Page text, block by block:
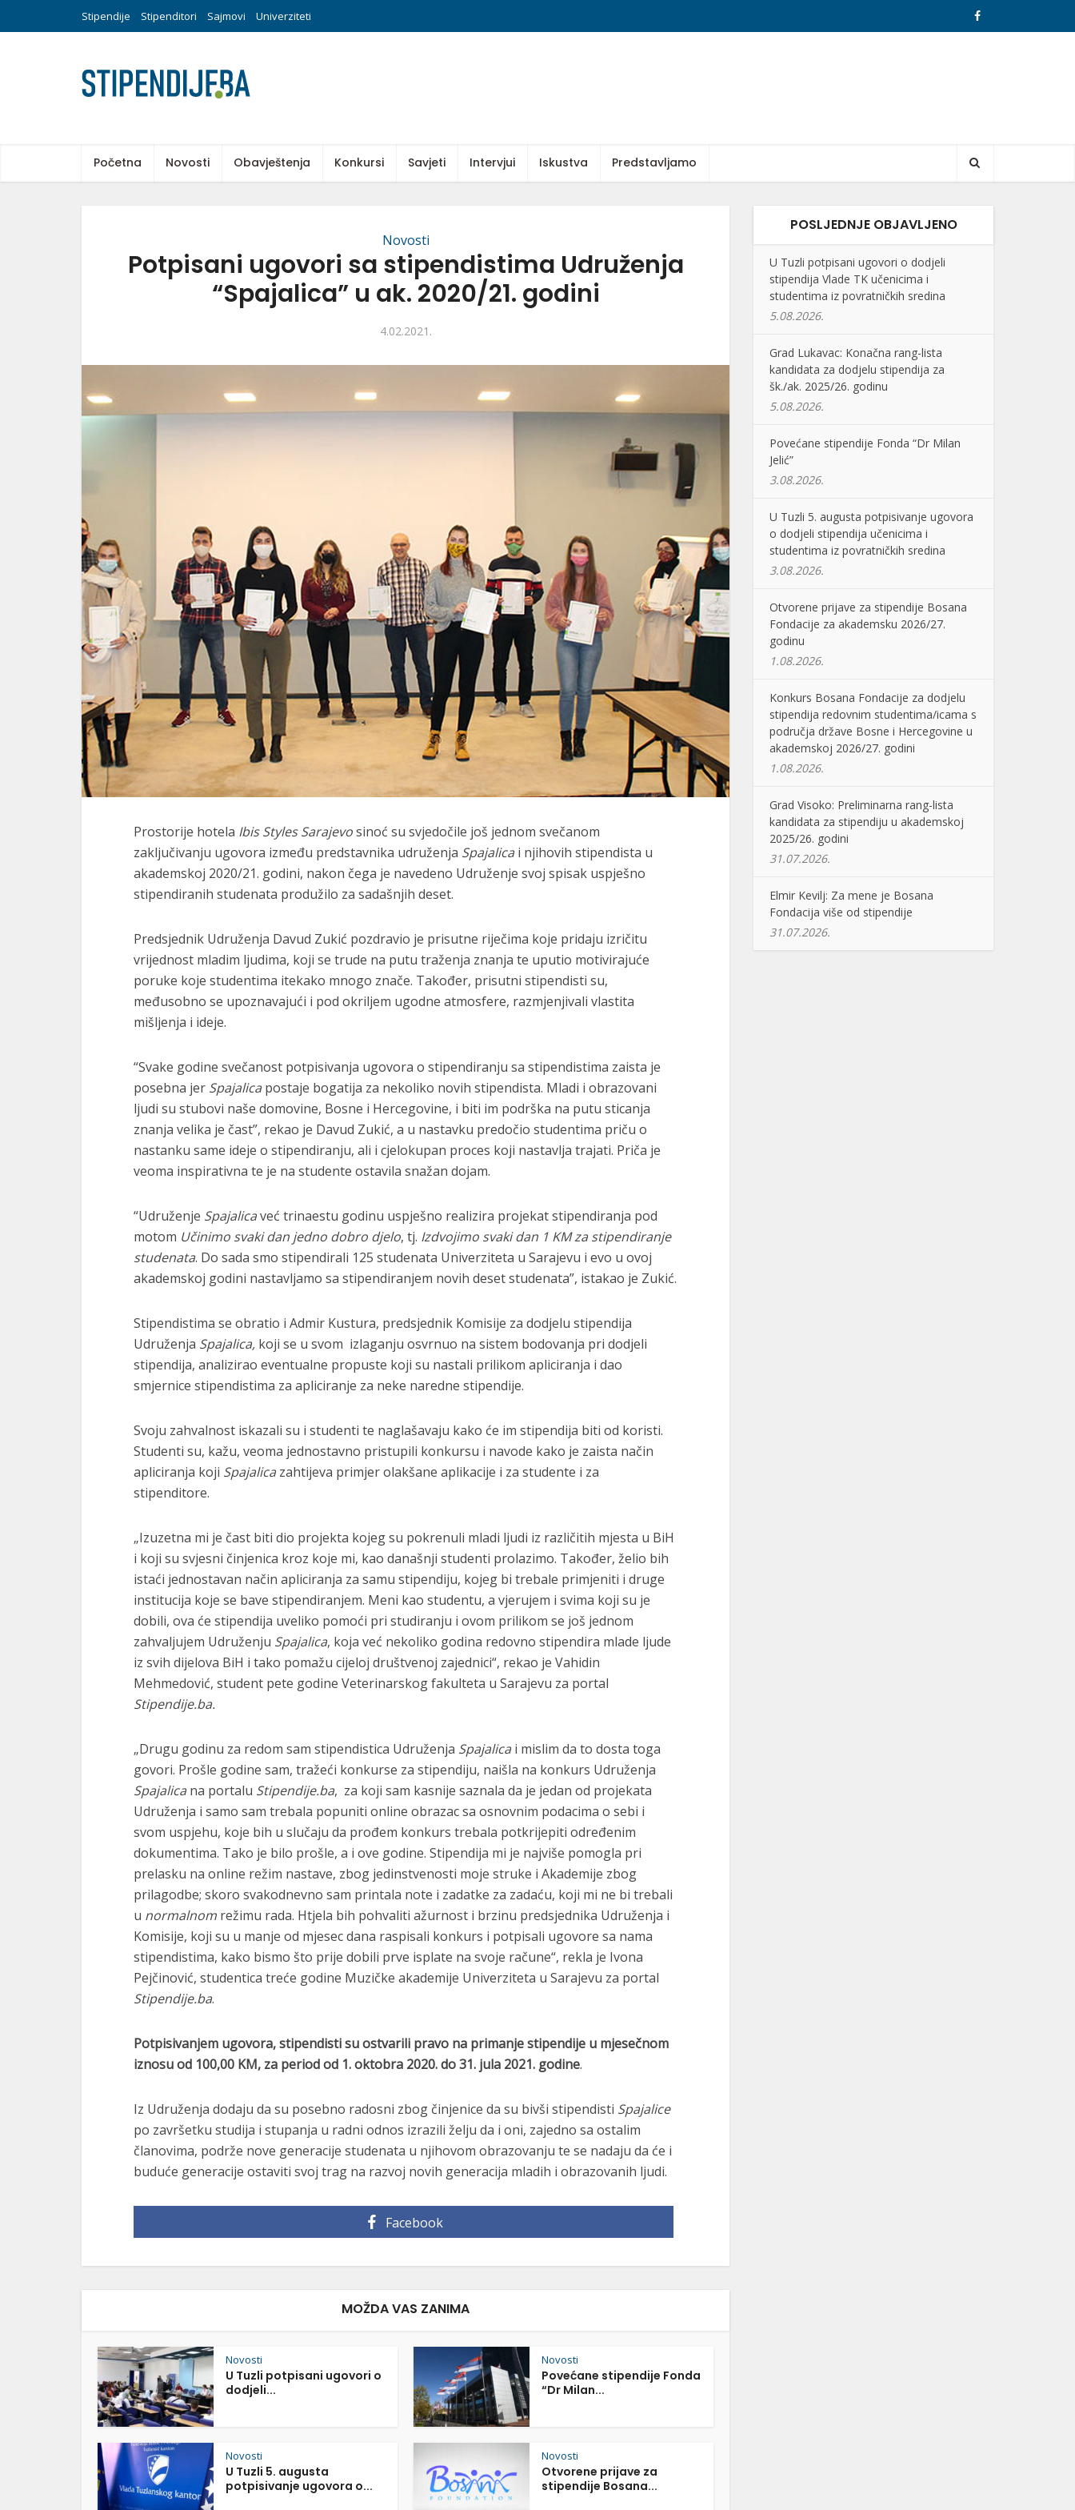
Stipendije Stipenditori Sajmovi Univerziteti
Početna Novosti Obavještenja Konkursi Savjeti Intervjui Iskustva Predstavljamo
Novosti
Potpisani ugovori sa stipendistima Udruženja
“Spajalica” u ak. 2020/21. godini
4.02.2021.
Prostorije hotela Ibis Styles Sarajevosinoć su svjedočile još jednom svečanom
zaključivanju ugovora između predstavnika udruženja Spajalica i njihovih stipendista u
akademskoj 2020/21. godini, nakon čega je navedeno Udruženje svoj spisak uspješno
stipendiranih studenata produžilo za sadašnjih deset.
Predsjednik Udruženja Davud Zukić pozdravio je prisutne riječima koje pridaju izričitu
vrijednost mladim ljudima, koji se trude na putu traženja znanja te uputio motivirajuće
poruke koje studentima itekako mnogo znače. Također, prisutni stipendisti su,
međusobno se upoznavajući i pod okriljem ugodne atmosfere, razmjenjivali vlastita
mišljenja i ideje.
“Svake godine svečanost potpisivanja ugovora o stipendiranju sa stipendistima zaista je
posebna jer Spajalica postaje bogatija za nekoliko novih stipendista. Mladi i obrazovani
ljudi su stubovi naše domovine, Bosne i Hercegovine, i biti im podrška na putu sticanja
znanja velika je čast”, rekao je Davud Zukić, a u nastavku predočio studentima priču o
nastanku same ideje o stipendiranju, ali i cjelokupan proces koji nastavlja trajati. Priča je
veoma inspirativna te je na studente ostavila snažan dojam.
“Udruženje Spajalicaveć trinaestu godinu uspješno realizira projekat stipendiranja pod
motom Učinimo svaki dan jedno dobro djelo, tj. Izdvojimo svaki dan 1 KM za stipendiranje
studenata. Do sada smo stipendirali 125 studenata Univerziteta u Sarajevu i evo u ovoj
akademskoj godini nastavljamo sa stipendiranjem novih deset studenata”, istakao je Zukić.
Stipendistima se obratio i Admir Kustura, predsjednik Komisije za dodjelu stipendija
Udruženja Spajalica, koji se u svom izlaganju osvrnuo na sistem bodovanja pri dodjeli
stipendija, analizirao eventualne propuste koji su nastali prilikom apliciranja i dao
smjernice stipendistima za apliciranje za neke naredne stipendije.
Svoju zahvalnost iskazali su i studenti te naglašavaju kako će im stipendija biti od koristi.
Studenti su, kažu, veoma jednostavno pristupili konkursu i navode kako je zaista način
apliciranja koji Spajalica zahtijeva primjer olakšane aplikacije i za studente i za
stipenditore.
„Izuzetna mi je čast biti dio projekta kojeg su pokrenuli mladi ljudi iz različitih mjesta u BiH
i koji su svjesni činjenica kroz koje mi, kao današnji studenti prolazimo. Također, želio bih
istaći jednostavan način apliciranja za samu stipendiju, kojeg bi trebale primjeniti i druge
institucija koje se bave stipendiranjem. Meni kao studentu, a vjerujem i svima koji su je
dobili, ova će stipendija uveliko pomoći pri studiranju i ovom prilikom se još jednom
zahvaljujem Udruženju Spajalica, koja već nekoliko godina redovno stipendira mlade ljude
iz svih dijelova BiH i tako pomažu cijeloj društvenoj zajednici“, rekao je Vahidin
Mehmedović, student pete godine Veterinarskog fakulteta u Sarajevu za portal
Stipendije.ba.
„Drugu godinu za redom sam stipendistica Udruženja Spajalica i mislim da to dosta toga
govori. Prošle godine sam, tražeći konkurse za stipendiju, naišla na konkurs Udruženja
Spajalica na portalu Stipendije.ba, za koji sam kasnije saznala da je jedan od projekata
Udruženja i samo sam trebala popuniti online obrazac sa osnovnim podacima o sebi i
svom uspjehu, koje bih u slučaju da prođem konkurs trebala potkrijepiti određenim
dokumentima. Tako je bilo prošle, a i ove godine. Stipendija mi je najviše pomogla pri
prelasku na online režim nastave, zbog jedinstvenosti moje struke i Akademije zbog
prilagodbe; skoro svakodnevno sam printala note i zadatke za zadaću, koji mi ne bi trebali
u normalnom režimu rada. Htjela bih pohvaliti ažurnost i brzinu predsjednika Udruženja i
Komisije, koji su u manje od mjesec dana raspisali konkurs i potpisali ugovore sa nama
stipendistima, kako bismo što prije dobili prve isplate na svoje račune“, rekla je Ivona
Pejčinović, studentica treće godine Muzičke akademije Univerziteta u Sarajevu za portal
Stipendije.ba.
Potpisivanjem ugovora, stipendisti su ostvarili pravo na primanje stipendije u mjesečnom
iznosu od 100,00 KM, za period od 1. oktobra 2020. do 31. jula 2021. godine.
Iz Udruženja dodaju da su posebno radosni zbog činjenice da su bivši stipendisti Spajalice
po završetku studija i stupanja u radni odnos izrazili želju da i oni, zajedno sa ostalim
članovima, podrže nove generacije studenata u njihovom obrazovanju te se nadaju da će i
buduće generacije ostaviti svoj trag na razvoj novih generacija mladih i obrazovanih ljudi.
Facebook
MOŽDA VAS ZANIMA
Novosti
U Tuzli potpisani ugovori o
dodjeli...
Novosti
Povećane stipendije Fonda
“Dr Milan...
Novosti
U Tuzli 5. augusta
potpisivanje ugovora o...
Novosti
Otvorene prijave za
stipendije Bosana...
POSLJEDNJE OBJAVLJENO
U Tuzli potpisani ugovori o dodjeli
stipendija Vlade TK učenicima i
studentima iz povratničkih sredina
5.08.2026.
Grad Lukavac: Konačna rang-lista
kandidata za dodjelu stipendija za
šk./ak. 2025/26. godinu
5.08.2026.
Povećane stipendije Fonda “Dr Milan
Jelić”
3.08.2026.
U Tuzli 5. augusta potpisivanje ugovora
o dodjeli stipendija učenicima i
studentima iz povratničkih sredina
3.08.2026.
Otvorene prijave za stipendije Bosana
Fondacije za akademsku 2026/27.
godinu
1.08.2026.
Konkurs Bosana Fondacije za dodjelu
stipendija redovnim studentima/icama s
područja države Bosne i Hercegovine u
akademskoj 2026/27. godini
1.08.2026.
Grad Visoko: Preliminarna rang-lista
kandidata za stipendiju u akademskoj
2025/26. godini
31.07.2026.
Elmir Kevilj: Za mene je Bosana
Fondacija više od stipendije
31.07.2026.